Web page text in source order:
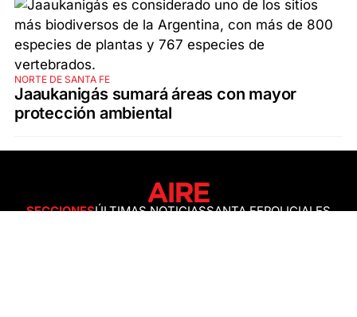
NORTE DE SANTA FE
Jaaukanigás sumará áreas con mayor
protección ambiental
SECCIONESÚLTIMAS NOTICIASSANTA FEPOLICIALES